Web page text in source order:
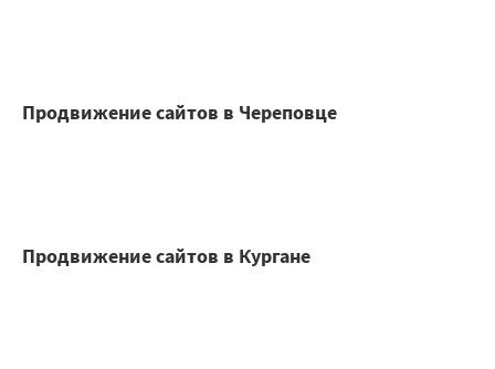
Продвижение сайтов в Череповце
Продвижение сайтов в Кургане